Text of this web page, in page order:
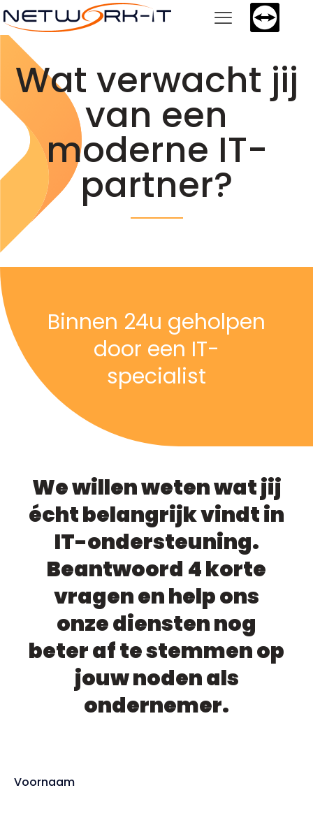
Wat verwacht jij
van een
moderne IT-
partner?
Binnen 24u geholpen
door een IT-
specialist
We willen weten wat jij
écht belangrijk vindt in
IT-ondersteuning.
Beantwoord 4 korte
vragen en help ons
onze diensten nog
beter af te stemmen op
jouw noden als
ondernemer.